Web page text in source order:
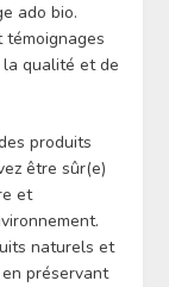
ado bio.
la qualité et de
produits
être sûr(e)
et
naturels et
préservant